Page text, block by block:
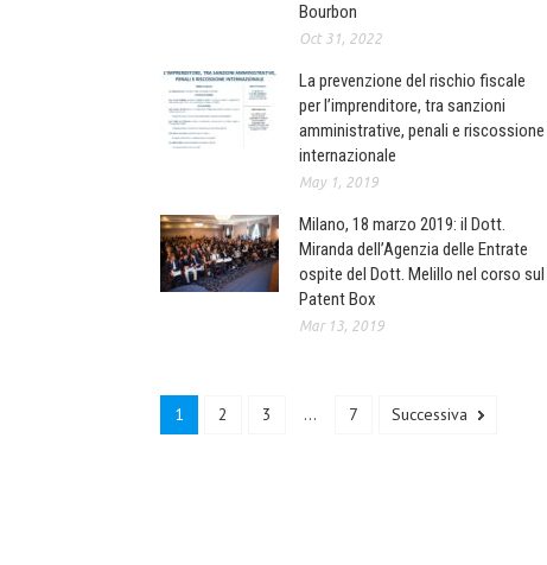
Bourbon
Oct 31, 2022
La prevenzione del rischio fiscale
per l’imprenditore, tra sanzioni
amministrative, penali e riscossione
internazionale
May 1, 2019
Milano, 18 marzo 2019: il Dott.
Miranda dell’Agenzia delle Entrate
ospite del Dott. Melillo nel corso sul
Patent Box
Mar 13, 2019
1 2 3 ... 7 Successiva